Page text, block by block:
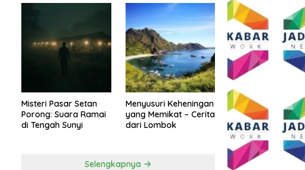
Misteri Pasar Setan
Porong: Suara Ramai
di Tengah Sunyi
Menyusuri Keheningan
yang Memikat – Cerita
dari Lombok
Selengkapnya